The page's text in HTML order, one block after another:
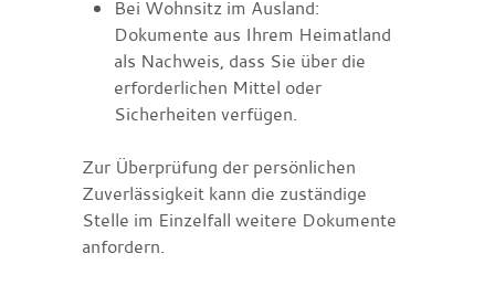
Bei Wohnsitz im Ausland:
Dokumente aus Ihrem Heimatland
als Nachweis, dass Sie über die
erforderlichen Mittel oder
Sicherheiten verfügen.
Zur Überprüfung der persönlichen
Zuverlässigkeit kann die zuständige
Stelle im Einzelfall weitere Dokumente
anfordern.